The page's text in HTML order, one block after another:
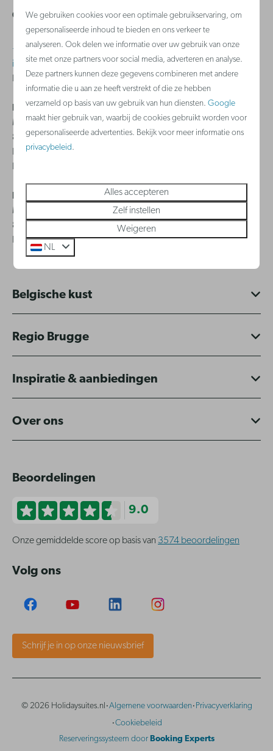
Contact
+32 (0)2 588 03 03
info@holidaysuites.nl
Bereikbaar van maandag tot en met zondag van 8u tot 22u.
Holiday Suites International BV
Monnikenwerve 17-19
8000 - Brugge
BE 0644.384.658
Monnikenwerve 17-19
8000 - Brugge
BE 0834.230.286
Belgische kust
Regio Brugge
Inspiratie & aanbiedingen
Over ons
Beoordelingen
9.0
Onze gemiddelde score op basis van 3574 beoordelingen
Volg ons
Schrijf je in op onze nieuwsbrief
© 2026 Holidaysuites.nl ·Algemene voorwaarden· Privacyverklaring
·Cookiebeleid
Reserveringssysteem door Booking Experts
We gebruiken cookies voor een optimale gebruikservaring, om
gepersonaliseerde inhoud te bieden en ons verkeer te
analyseren. Ook delen we informatie over uw gebruik van onze
site met onze partners voor social media, adverteren en analyse.
Deze partners kunnen deze gegevens combineren met andere
informatie die u aan ze heeft verstrekt of die ze hebben
verzameld op basis van uw gebruik van hun diensten.Google
maakt hier gebruik van, waarbij de cookies gebruikt worden voor
gepersonaliseerde advertenties. Bekijk voor meer informatie ons
privacybeleid.
Alles accepteren
Zelf instellen
Weigeren
NL